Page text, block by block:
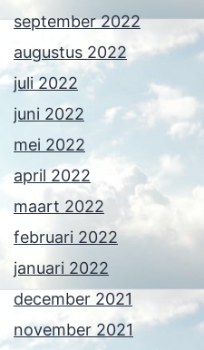
september 2022
augustus 2022
juli 2022
juni 2022
mei 2022
april 2022
maart 2022
februari 2022
januari 2022
december 2021
november 2021